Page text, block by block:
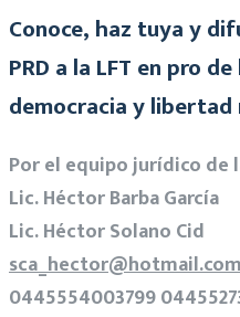
Conoce, haz tuya y
PRD a la LFT en pro
democracia y libertad
Por el equipo jurídico de
Lic. Héctor Barba García
Lic. Héctor Solano Cid
0445554003799